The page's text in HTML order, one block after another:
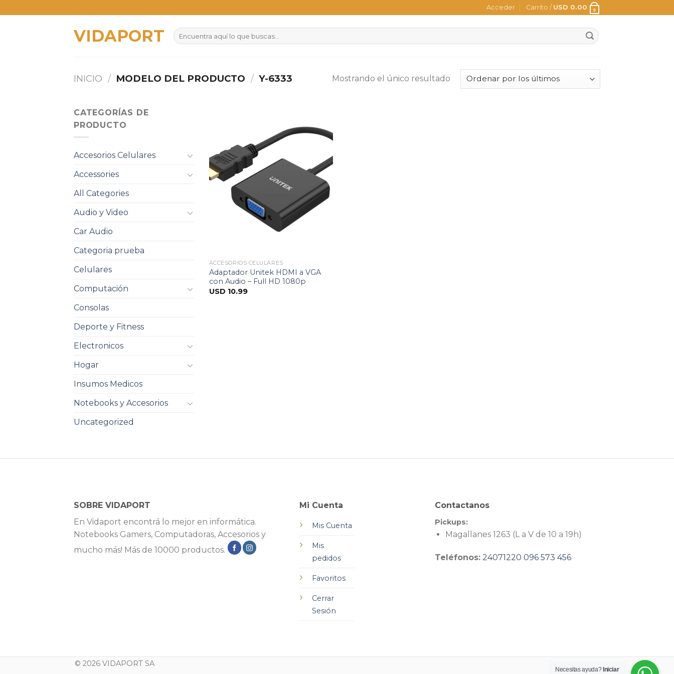
to
Acceder Carrito / USD 0.00 0
VIDAPORT
Buscar
por:
INICIO / MODELO DEL PRODUCTO / Y-6333 Mostrando el único resultado
CATEGORÍAS DE
PRODUCTO
Accesorios Celulares
Accessories
All Categories
Audio y Video
Car Audio
Categoria prueba
Celulares
Computación
Consolas
Deporte y Fitness
Electronicos
Hogar
Insumos Medicos
Notebooks y Accesorios
Uncategorized
ACCESORIOS CELULARES
Adaptador Unitek HDMI a VGA
con Audio – Full HD 1080p
USD 10.99
SOBRE VIDAPORT
En Vidaport encontrá lo mejor en informática.
Notebooks Gamers, Computadoras, Accesorios y
mucho más! Más de 10000 productos.
Mi Cuenta
Mis Cuenta
Mis
pedidos
Favoritos
Cerrar
Sesión
Contactanos
Pickups:
Magallanes 1263 (L a V de 10 a 19h)
Teléfonos: 24071220 096 573 456
© 2026 VIDAPORT SA
Necesitas ayuda? Iniciar